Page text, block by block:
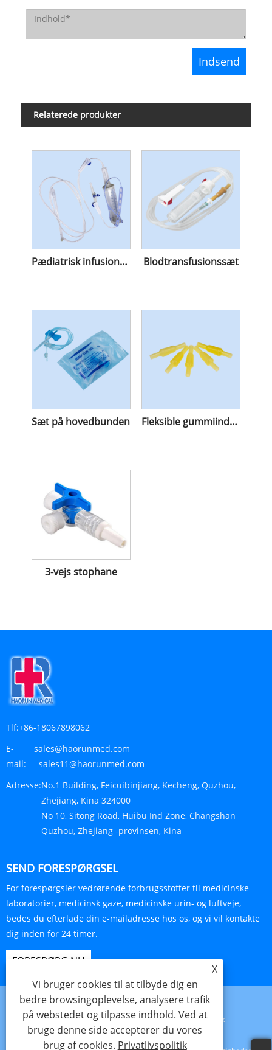
Relaterede produkter
Pædiatrisk infusionssæt med burette Blodtransfusionssæt
Sæt på hovedbunden Fleksible gummiindsprøjtningssteder
3-vejs stophane
Tlf:+86-18067898062
E-
mail:
sales@haorunmed.com
sales11@haorunmed.com
Adresse:No.1 Building, Feicuibinjiang, Kecheng, Quzhou,
Zhejiang, Kina 324000
No 10, Sitong Road, Huibu Ind Zone, Changshan
Quzhou, Zhejiang -provinsen, Kina
SEND FORESPØRGSEL
For forespørgsler vedrørende forbrugsstoffer til medicinske
laboratorier, medicinsk gaze, medicinske urin- og luftveje,
bedes du efterlade din e-mailadresse hos os, og vi vil kontakte
dig inden for 24 timer.
FORESPØRG NU
Links Sitemap RSS XML Privatlivspolitik
X
Vi bruger cookies til at tilbyde dig en
bedre browsingoplevelse, analysere trafik
på webstedet og tilpasse indhold. Ved at
bruge denne side accepterer du vores
brug af cookies. Privatlivspolitik